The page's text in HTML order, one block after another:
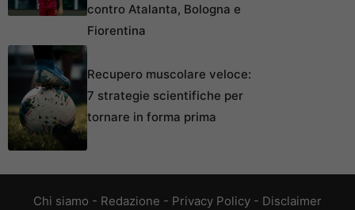
contro Atalanta, Bologna e
Fiorentina
Recupero muscolare veloce:
7 strategie scientifiche per
tornare in forma prima
Chi siamo - Redazione - Privacy Policy - Disclaimer